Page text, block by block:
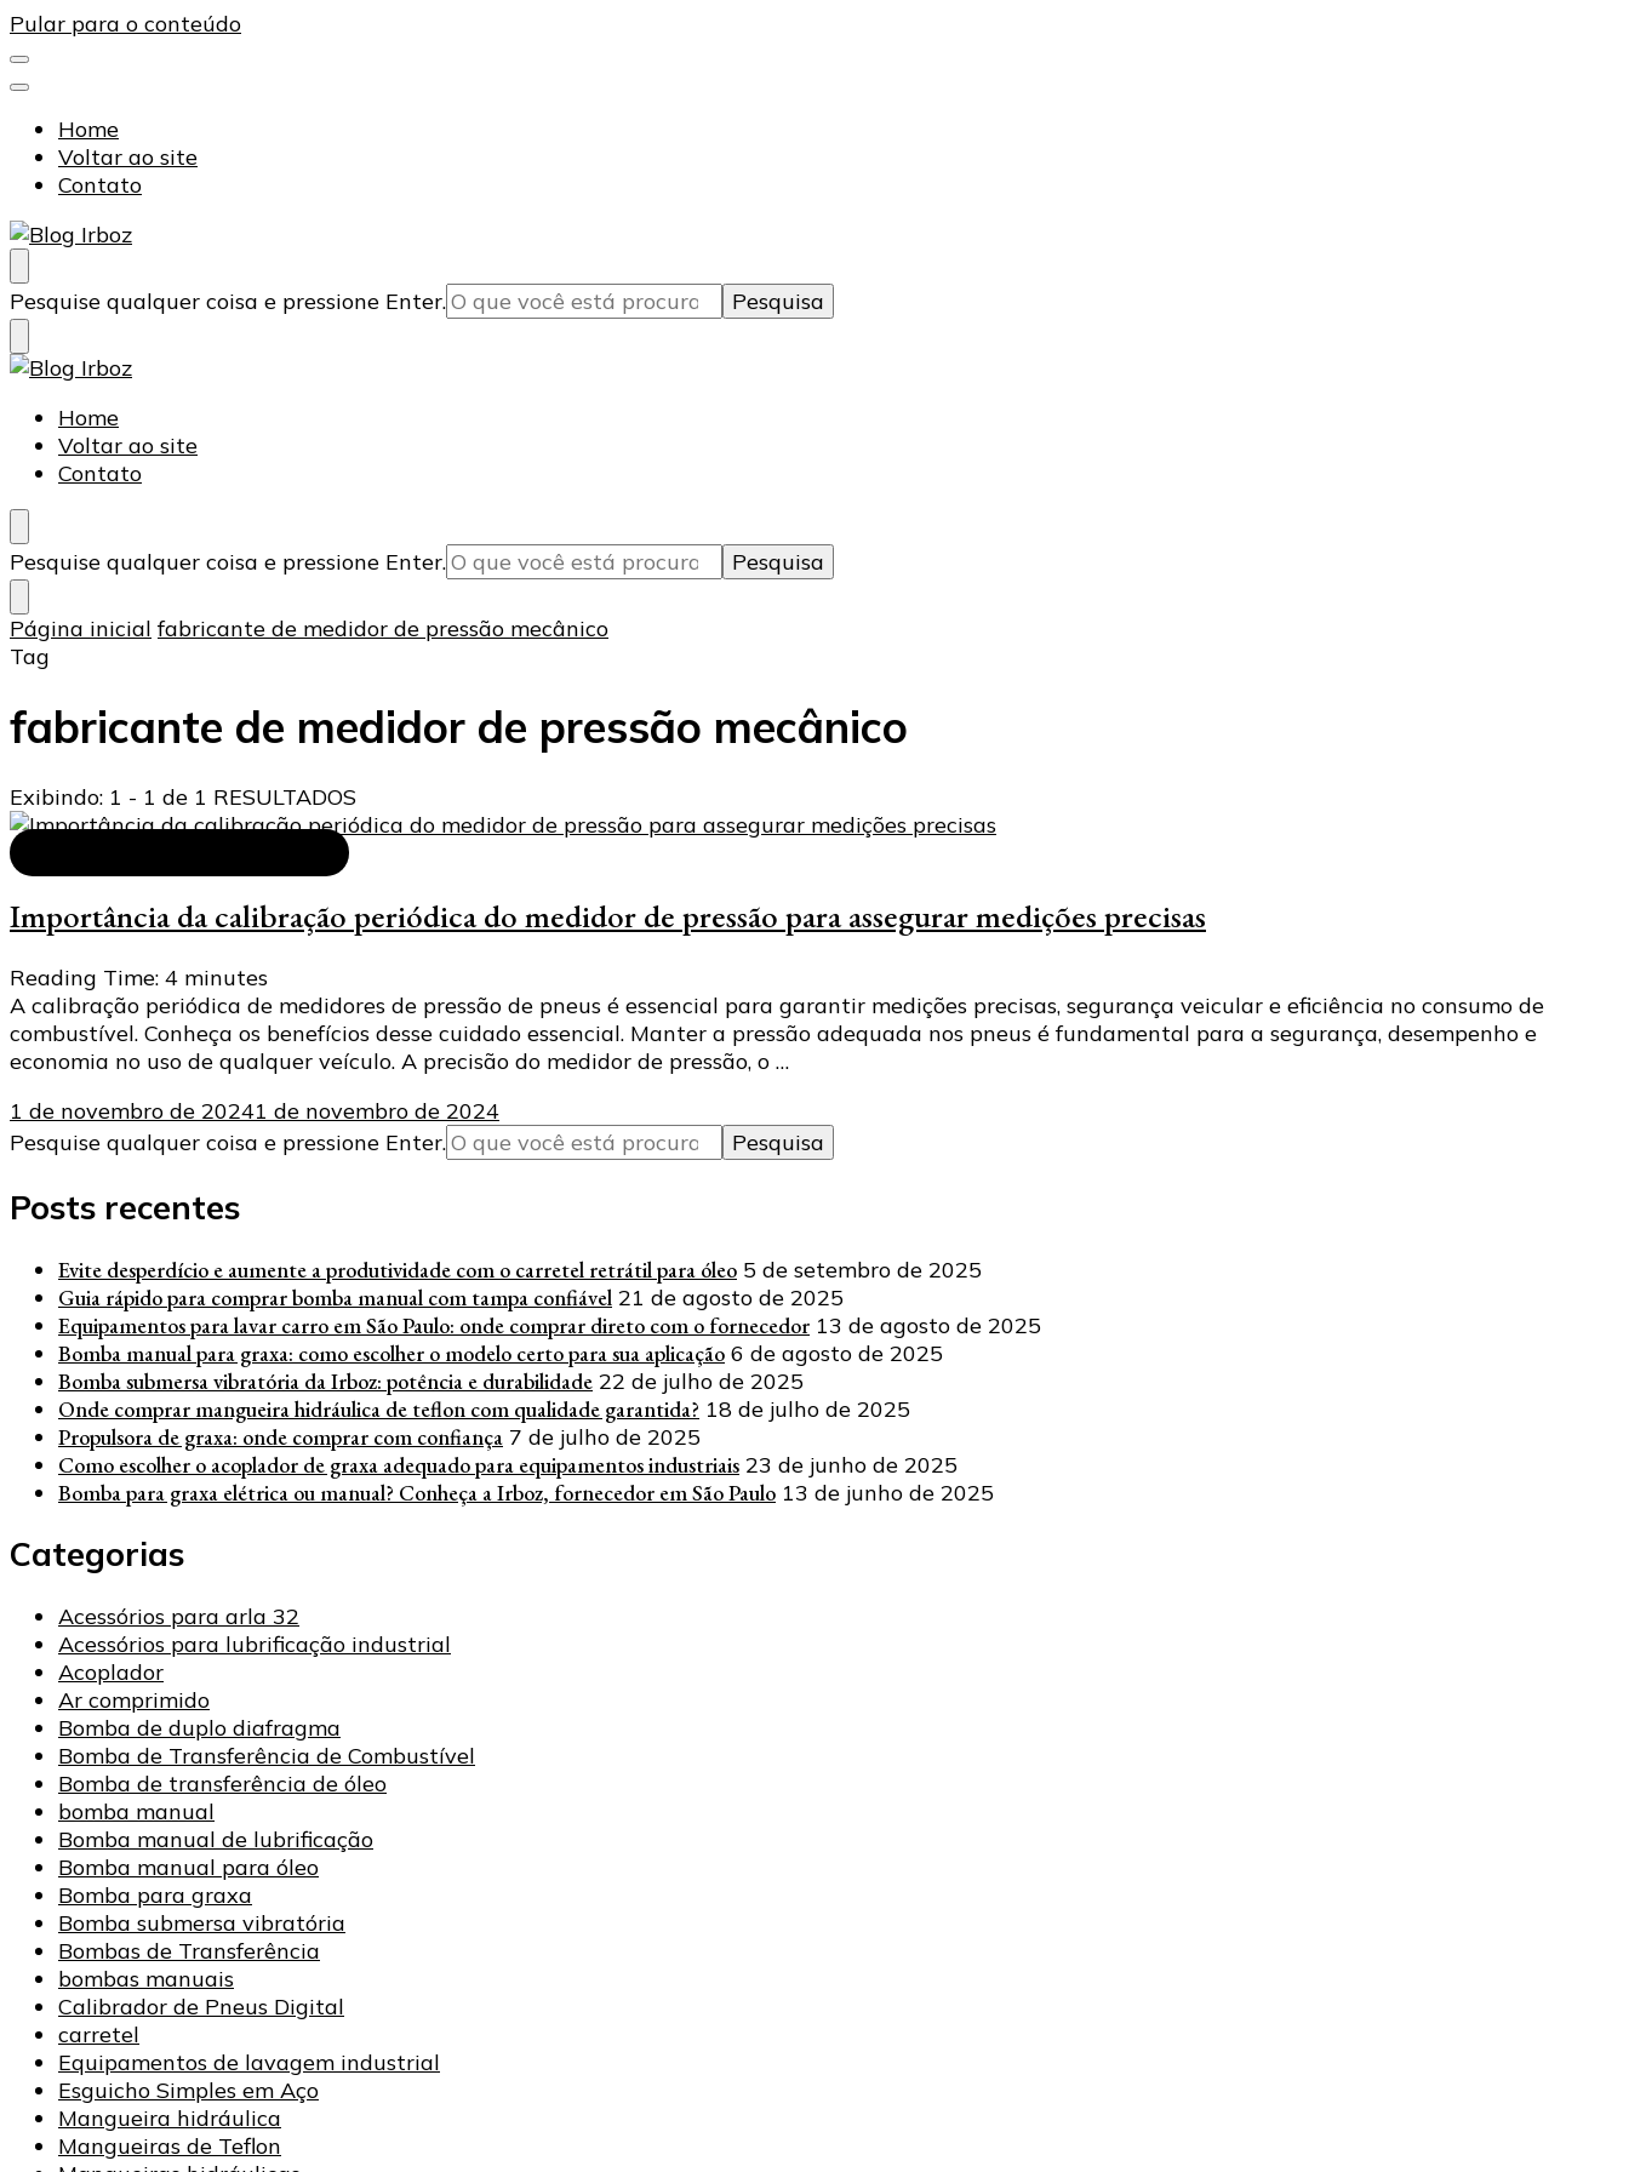
Pular para o conteúdo
Home
Voltar ao site
Contato
Blog Irboz
Blog de Lubrificação Industrial
Procurando
algo?
Pesquise qualquer coisa e pressione Enter.
Blog Irboz
Blog de Lubrificação Industrial
Home
Voltar ao site
Contato
Procurando
algo?
Pesquise qualquer coisa e pressione Enter.
Página inicial fabricante de medidor de pressão mecânico
Tag
fabricante de medidor de pressão mecânico
Exibindo: 1 - 1 de 1 RESULTADOS
Importância da calibração periódica do medidor de pressão para assegurar medições precisas
Reading Time: 4 minutes
A calibração periódica de medidores de pressão de pneus é essencial para garantir medições precisas, segurança veicular e eficiência no consumo de
combustível. Conheça os benefícios desse cuidado essencial. Manter a pressão adequada nos pneus é fundamental para a segurança, desempenho e
economia no uso de qualquer veículo. A precisão do medidor de pressão, o …
1 de novembro de 20241 de novembro de 2024
Procurando
Pesquise qualquer coisa e pressione Enter.
Posts recentes
Evite desperdício e aumente a produtividade com o carretel retrátil para óleo 5 de setembro de 2025
Guia rápido para comprar bomba manual com tampa confiável 21 de agosto de 2025
Equipamentos para lavar carro em São Paulo: onde comprar direto com o fornecedor 13 de agosto de 2025
Bomba manual para graxa: como escolher o modelo certo para sua aplicação 6 de agosto de 2025
Bomba submersa vibratória da Irboz: potência e durabilidade 22 de julho de 2025
Onde comprar mangueira hidráulica de teflon com qualidade garantida? 18 de julho de 2025
Propulsora de graxa: onde comprar com confiança 7 de julho de 2025
Como escolher o acoplador de graxa adequado para equipamentos industriais 23 de junho de 2025
Bomba para graxa elétrica ou manual? Conheça a Irboz, fornecedor em São Paulo 13 de junho de 2025
Categorias
Acessórios para arla 32
Acessórios para lubrificação industrial
Acoplador
Ar comprimido
Bomba de duplo diafragma
Bomba de Transferência de Combustível
Bomba de transferência de óleo
bomba manual
Bomba manual de lubrificação
Bomba manual para óleo
Bomba para graxa
Bomba submersa vibratória
Bombas de Transferência
bombas manuais
Calibrador de Pneus Digital
carretel
Equipamentos de lavagem industrial
Esguicho Simples em Aço
Mangueira hidráulica
Mangueiras de Teflon